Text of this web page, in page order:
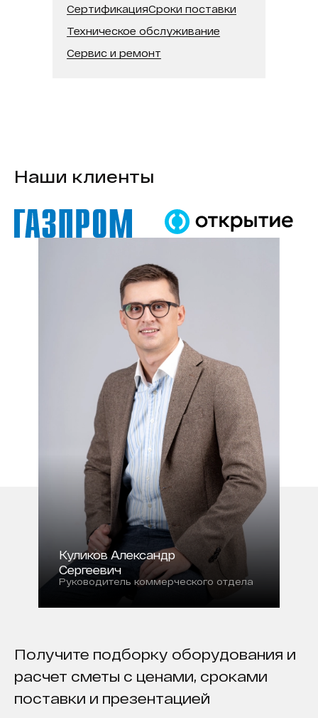
Встроенная камера:
В реестре минпромторга:
Модель процессора:
СертификацияСроки поставки
Техническое обслуживание
Сервис и ремонт
Наши клиенты
Куликов Александр
Сергеевич
Руководитель коммерческого отдела
Получите подборку оборудования и
расчет сметы с ценами, сроками
поставки и презентацией